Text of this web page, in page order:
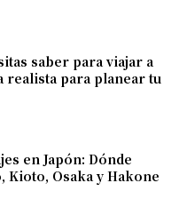
saber para viajar a
realista para planear tu
en Japón: Dónde
Kioto, Osaka y Hakone